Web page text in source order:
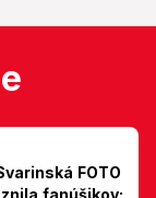
FOTO
fanúšikov: